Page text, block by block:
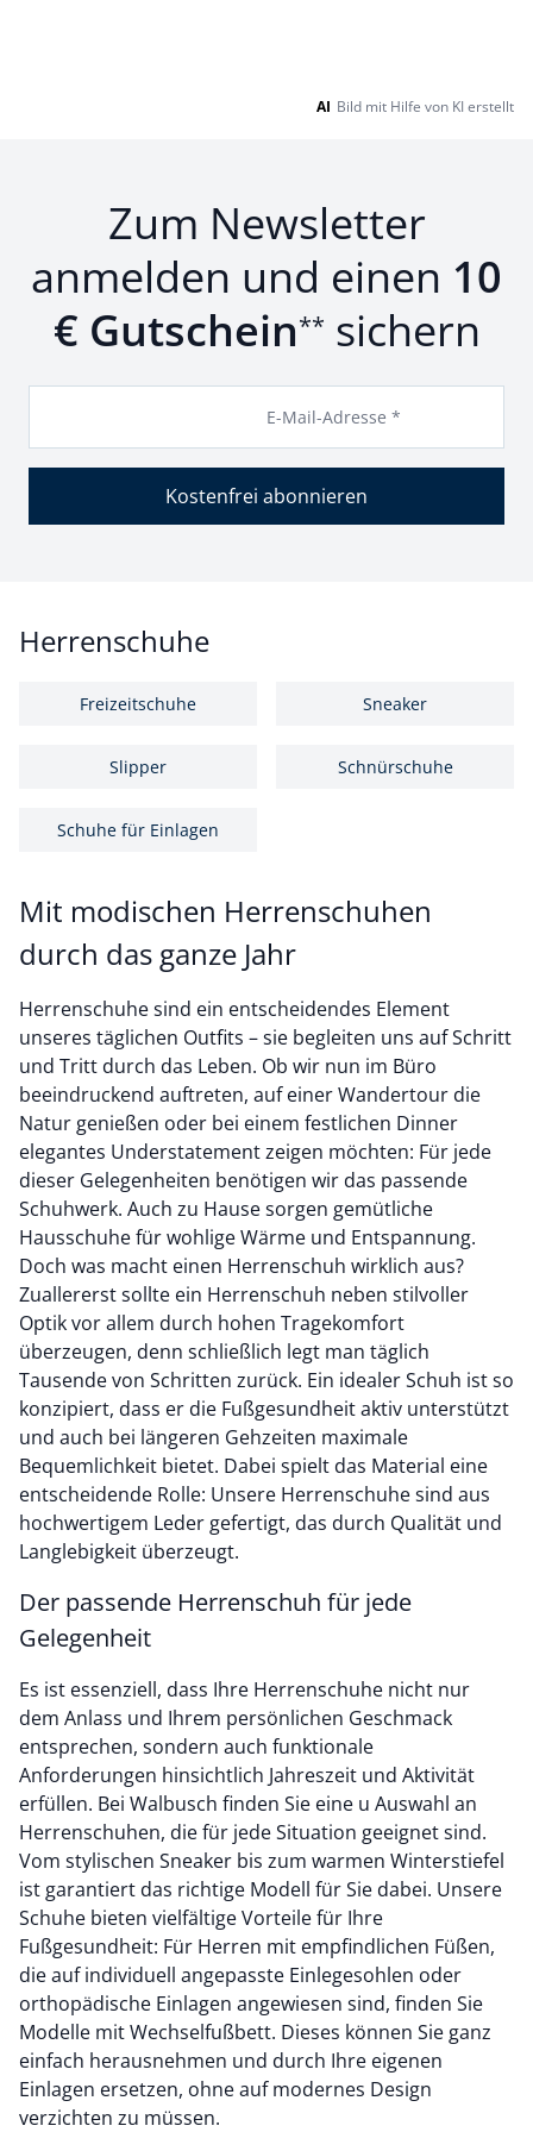
AI Bild mit Hilfe von KI erstellt
Zum Newsletter
anmelden und einen 10
€ Gutschein** sichern
E-Mail-Adresse *
Kostenfrei abonnieren
Herrenschuhe
Freizeitschuhe Sneaker
Slipper Schnürschuhe
Schuhe für Einlagen
Mit modischen Herrenschuhen
durch das ganze Jahr
Herrenschuhe sind ein entscheidendes Element
unseres täglichen Outfits – sie begleiten uns auf Schritt
und Tritt durch das Leben. Ob wir nun im Büro
beeindruckend auftreten, auf einer Wandertour die
Natur genießen oder bei einem festlichen Dinner
elegantes Understatement zeigen möchten: Für jede
dieser Gelegenheiten benötigen wir das passende
Schuhwerk. Auch zu Hause sorgen gemütliche
Hausschuhe für wohlige Wärme und Entspannung.
Doch was macht einen Herrenschuh wirklich aus?
Zuallererst sollte ein Herrenschuh neben stilvoller
Optik vor allem durch hohen Tragekomfort
überzeugen, denn schließlich legt man täglich
Tausende von Schritten zurück. Ein idealer Schuh ist so
konzipiert, dass er die Fußgesundheit aktiv unterstützt
und auch bei längeren Gehzeiten maximale
Bequemlichkeit bietet. Dabei spielt das Material eine
entscheidende Rolle: Unsere Herrenschuhe sind aus
hochwertigem Leder gefertigt, das durch Qualität und
Langlebigkeit überzeugt.
Der passende Herrenschuh für jede
Gelegenheit
Es ist essenziell, dass Ihre Herrenschuhe nicht nur
dem Anlass und Ihrem persönlichen Geschmack
entsprechen, sondern auch funktionale
Anforderungen hinsichtlich Jahreszeit und Aktivität
erfüllen. Bei Walbusch finden Sie eine u Auswahl an
Herrenschuhen, die für jede Situation geeignet sind.
Vom stylischen Sneaker bis zum warmen Winterstiefel
ist garantiert das richtige Modell für Sie dabei. Unsere
Schuhe bieten vielfältige Vorteile für Ihre
Fußgesundheit: Für Herren mit empfindlichen Füßen,
die auf individuell angepasste Einlegesohlen oder
orthopädische Einlagen angewiesen sind, finden Sie
Modelle mit Wechselfußbett. Dieses können Sie ganz
einfach herausnehmen und durch Ihre eigenen
Einlagen ersetzen, ohne auf modernes Design
verzichten zu müssen.